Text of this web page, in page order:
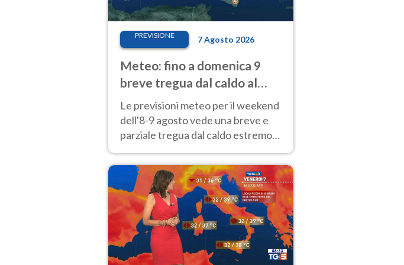
PREVISIONE 7 Agosto 2026
Meteo: fino a domenica 9
breve tregua dal caldo al
Nord! Altrove calura e afa
Le previsioni meteo per il weekend
dell'8-9 agosto vede una breve e
parziale tregua dal caldo estremo
40 gradi.